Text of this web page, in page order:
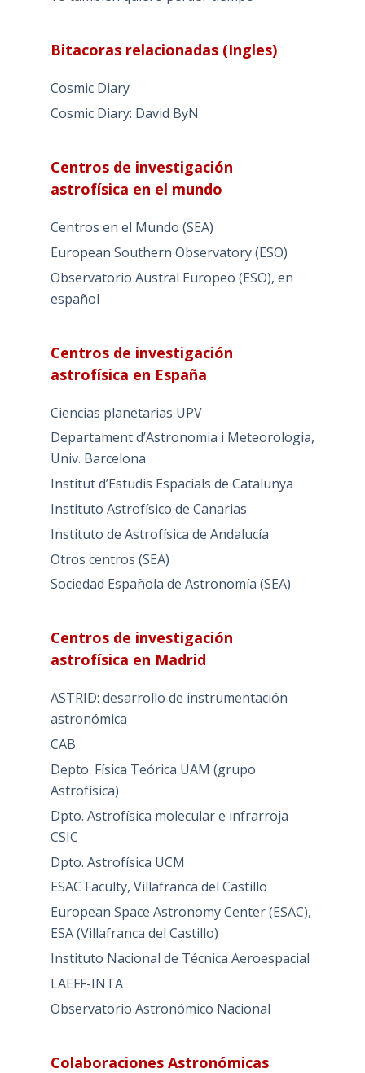
Bitacoras relacionadas (Ingles)
Cosmic Diary
Cosmic Diary: David ByN
Centros de investigación
astrofísica en el mundo
Centros en el Mundo (SEA)
European Southern Observatory (ESO)
Observatorio Austral Europeo (ESO), en
español
Centros de investigación
astrofísica en España
Ciencias planetarias UPV
Departament d’Astronomia i Meteorologia,
Univ. Barcelona
Institut d’Estudis Espacials de Catalunya
Instituto Astrofísico de Canarias
Instituto de Astrofísica de Andalucía
Otros centros (SEA)
Sociedad Española de Astronomía (SEA)
Centros de investigación
astrofísica en Madrid
ASTRID: desarrollo de instrumentación
astronómica
CAB
Depto. Física Teórica UAM (grupo
Astrofísica)
Dpto. Astrofísica molecular e infrarroja
CSIC
Dpto. Astrofísica UCM
ESAC Faculty, Villafranca del Castillo
European Space Astronomy Center (ESAC),
ESA (Villafranca del Castillo)
Instituto Nacional de Técnica Aeroespacial
LAEFF-INTA
Observatorio Astronómico Nacional
Colaboraciones Astronómicas